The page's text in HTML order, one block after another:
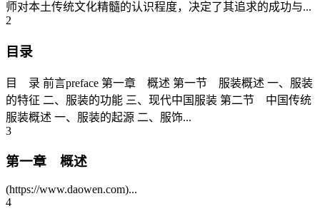
师对本土传统文化精髓的认识程度，决定了其追求的成功与...
2
目录
目 录 前言preface 第一章 概述 第一节 服装概述 一、服装
的特征 二、服装的功能 三、现代中国服装 第二节 中国传统
服装概述 一、服装的起源 二、服饰...
3
第一章 概述
(https://www.daowen.com)...
4